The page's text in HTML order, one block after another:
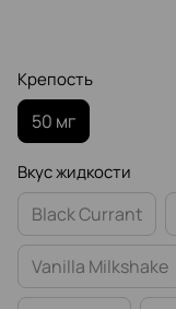
Крепость
50 мг
Вкус жидкости
Black Currant
Vanilla Milkshake